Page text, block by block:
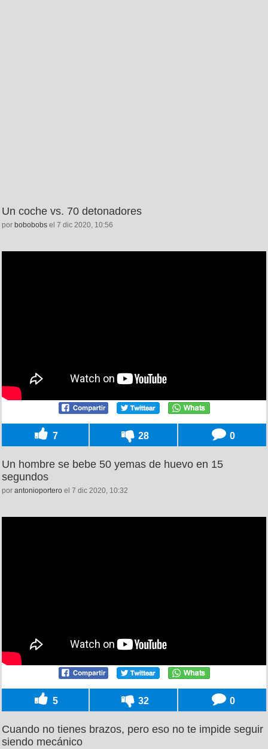
Un coche vs. 70 detonadores
por bobobobs el 7 dic 2020, 10:56
7 28 0
Un hombre se bebe 50 yemas de huevo en 15
segundos
por antonioportero el 7 dic 2020, 10:32
5 32 0
Cuando no tienes brazos, pero eso no te impide seguir
siendo mecánico